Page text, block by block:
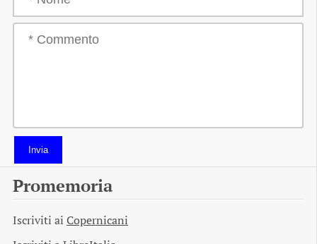
Invia
Promemoria
Iscriviti ai Copernicani